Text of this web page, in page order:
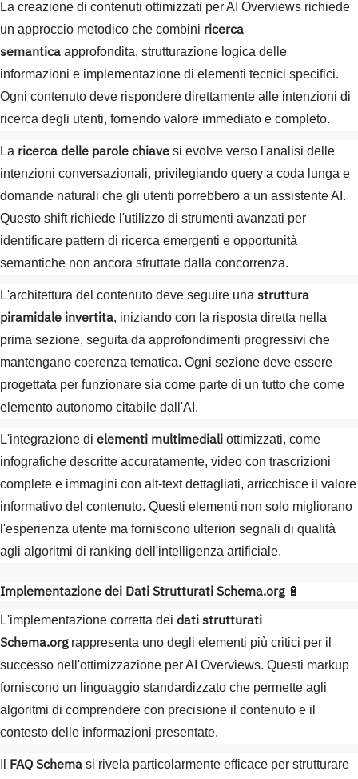
La creazione di contenuti ottimizzati per AI Overviews richiede
un approccio metodico che combini ricerca
semantica approfondita, strutturazione logica delle
informazioni e implementazione di elementi tecnici specifici.
Ogni contenuto deve rispondere direttamente alle intenzioni di
ricerca degli utenti, fornendo valore immediato e completo.
La ricerca delle parole chiave si evolve verso l'analisi delle
intenzioni conversazionali, privilegiando query a coda lunga e
domande naturali che gli utenti porrebbero a un assistente AI.
Questo shift richiede l'utilizzo di strumenti avanzati per
identificare pattern di ricerca emergenti e opportunità
semantiche non ancora sfruttate dalla concorrenza.
L'architettura del contenuto deve seguire una struttura
piramidale invertita, iniziando con la risposta diretta nella
prima sezione, seguita da approfondimenti progressivi che
mantengano coerenza tematica. Ogni sezione deve essere
progettata per funzionare sia come parte di un tutto che come
elemento autonomo citabile dall'AI.
L'integrazione di elementi multimediali ottimizzati, come
infografiche descritte accuratamente, video con trascrizioni
complete e immagini con alt-text dettagliati, arricchisce il valore
informativo del contenuto. Questi elementi non solo migliorano
l'esperienza utente ma forniscono ulteriori segnali di qualità
agli algoritmi di ranking dell'intelligenza artificiale.
Implementazione dei Dati Strutturati Schema.org🔋
L'implementazione corretta dei dati strutturati
Schema.orgrappresenta uno degli elementi più critici per il
successo nell'ottimizzazione per AI Overviews. Questi markup
forniscono un linguaggio standardizzato che permette agli
algoritmi di comprendere con precisione il contenuto e il
contesto delle informazioni presentate.
FAQ Schema si rivela particolarmente efficace per strutturare